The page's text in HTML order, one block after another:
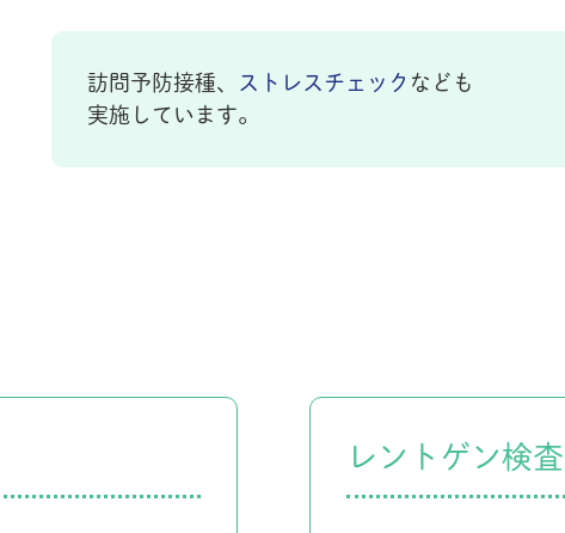
訪問予防接種、 ストレスチェック なども
実施しています。
レントゲン検査